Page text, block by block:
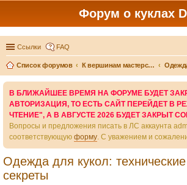
Форум о куклах
Ссылки FAQ
Список форумов К вершинам мастерства - вместе
В БЛИЖАЙШЕЕ ВРЕМЯ НА ФОРУМЕ БУДЕТ
АВТОРИЗАЦИЯ, ТО ЕСТЬ САЙТ ПЕРЕЙДЕТ В
ЧТЕНИЕ", А В АВГУСТЕ 2026 БУДЕТ ЗАКРЫТ
Вопросы и предложения писать в ЛС аккаунта
соответствующую форму. С уважением и
Одежда для кукол: технические
секреты